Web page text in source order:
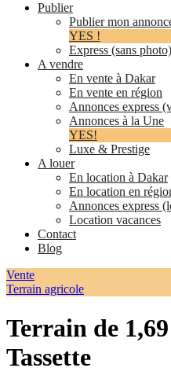
Publier
Publier mon
YES !
Express (sans photo)
A vendre
En vente à Dakar
En vente en région
Annonces express
Annonces à la Une
YES!
Luxe & Prestige
A louer
En location à Dakar
En location en
Annonces express
Location vacances
Contact
Blog
Vente
Terrain agricole
Terrain de
Tassette